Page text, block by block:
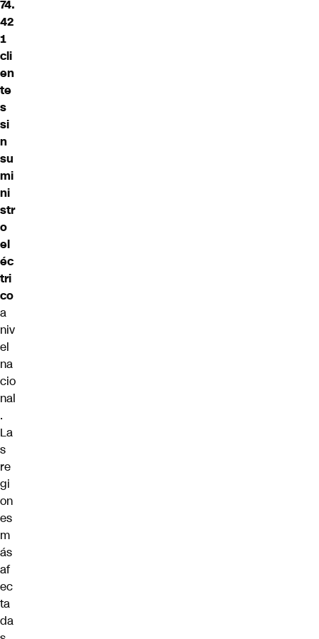
74.
42
1
cli
en
te
s
si
n
su
mi
ni
str
o
el
éc
tri
co
a
niv
el
na
cio
nal
.
La
s
re
gi
on
es
m
ás
af
ec
ta
da